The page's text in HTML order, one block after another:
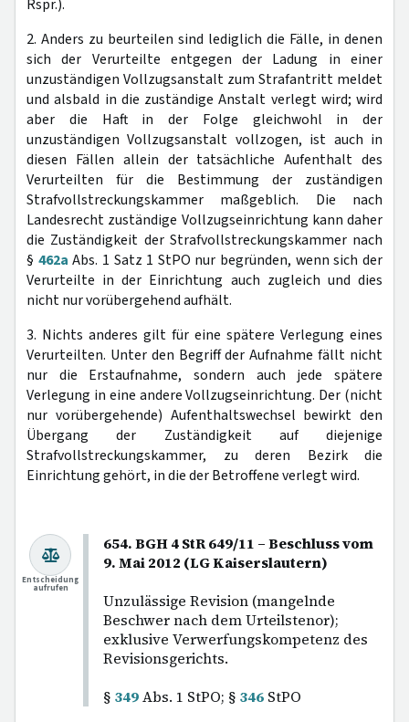
Rspr.).
2. Anders zu beurteilen sind lediglich die Fälle, in denen
sich der Verurteilte entgegen der Ladung in einer
unzuständigen Vollzugsanstalt zum Strafantritt meldet
und alsbald in die zuständige Anstalt verlegt wird; wird
aber die Haft in der Folge gleichwohl in der
unzuständigen Vollzugsanstalt vollzogen, ist auch in
diesen Fällen allein der tatsächliche Aufenthalt des
Verurteilten für die Bestimmung der zuständigen
Strafvollstreckungskammer maßgeblich. Die nach
Landesrecht zuständige Vollzugseinrichtung kann daher
die Zuständigkeit der Strafvollstreckungskammer nach
§ 462a Abs. 1 Satz 1 StPO nur begründen, wenn sich der
Verurteilte in der Einrichtung auch zugleich und dies
nicht nur vorübergehend aufhält.
3. Nichts anderes gilt für eine spätere Verlegung eines
Verurteilten. Unter den Begriff der Aufnahme fällt nicht
nur die Erstaufnahme, sondern auch jede spätere
Verlegung in eine andere Vollzugseinrichtung. Der (nicht
nur vorübergehende) Aufenthaltswechsel bewirkt den
Übergang der Zuständigkeit auf diejenige
Strafvollstreckungskammer, zu deren Bezirk die
Einrichtung gehört, in die der Betroffene verlegt wird.
654. BGH 4 StR 649/11 – Beschluss vom
9. Mai 2012 (LG Kaiserslautern)
Unzulässige Revision (mangelnde
Beschwer nach dem Urteilstenor);
exklusive Verwerfungskompetenz des
Revisionsgerichts.
§ 349Abs. 1 StPO; § 346 StPO
Entscheidung
aufrufen